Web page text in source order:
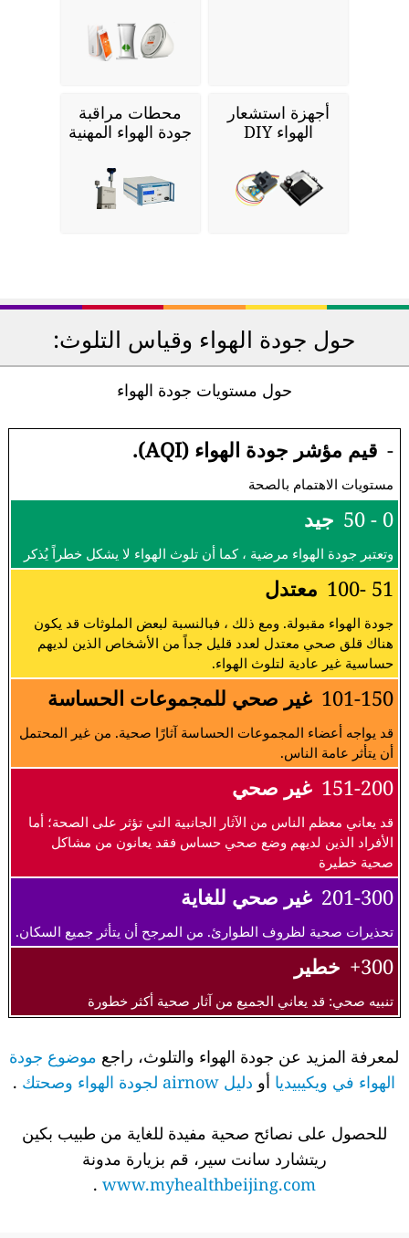
أجهزة استشعار
الهواء DIY
محطات مراقبة
جودة الهواء المهنية
حول جودة الهواء وقياس التلوث:
حول مستويات جودة الهواء
- قيم مؤشر جودة الهواء (AQI).
مستويات الاهتمام بالصحة
0 - 50 جيد
وتعتبر جودة الهواء مرضية ، كما أن تلوث الهواء لا يشكل خطراً يُذكر
51 -100 معتدل
جودة الهواء مقبولة. ومع ذلك ، فبالنسبة لبعض الملوثات قد يكون
هناك قلق صحي معتدل لعدد قليل جداً من الأشخاص الذين لديهم
حساسية غير عادية لتلوث الهواء.
101-150 غير صحي للمجموعات الحساسة
قد يواجه أعضاء المجموعات الحساسة آثارًا صحية. من غير المحتمل
أن يتأثر عامة الناس.
151-200 غير صحي
قد يعاني معظم الناس من الآثار الجانبية التي تؤثر على الصحة؛ أما
الأفراد الذين لديهم وضع صحي حساس فقد يعانون من مشاكل
صحية خطيرة
201-300 غير صحي للغاية
تحذيرات صحية لظروف الطوارئ. من المرجح أن يتأثر جميع السكان.
300+ خطير
تنبيه صحي: قد يعاني الجميع من آثار صحية أكثر خطورة
لمعرفة المزيد عن جودة الهواء والتلوث، راجع موضوع جودة
الهواء في ويكيبيدياأو دليل airnow لجودة الهواء وصحتك .
للحصول على نصائح صحية مفيدة للغاية من طبيب بكين
ريتشارد سانت سير، قم بزيارة مدونة
www.myhealthbeijing.com
.